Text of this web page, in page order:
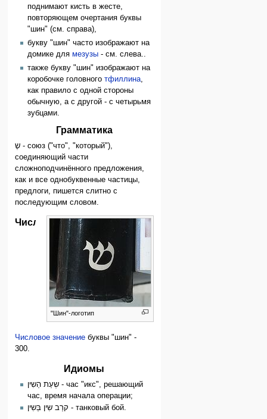
поднимают кисть в жесте,
повторяющем очертания буквы
"шин" (см. справа),
букву "шин" часто изображают на
домике для мезузы- см. слева..
также букву "шин" изображают на
коробочке головного тфиллина,
как правило с одной стороны
обычную, а с другой - с четырьмя
зубцами.
Грамматика
שֶ - союз ("что", "который"),
соединяющий части
сложноподчинённого предложения,
как и все однобуквенные частицы,
предлоги, пишется слитно с
последующим словом.
"Шин"-логотип
Числительное
Числовое значение буквы "шин" -
300.
Идиомы
שְעַת הַשִין - час "икс", решающий
час, время начала операции;
קרַב שִין בְּשִין - танковый бой.